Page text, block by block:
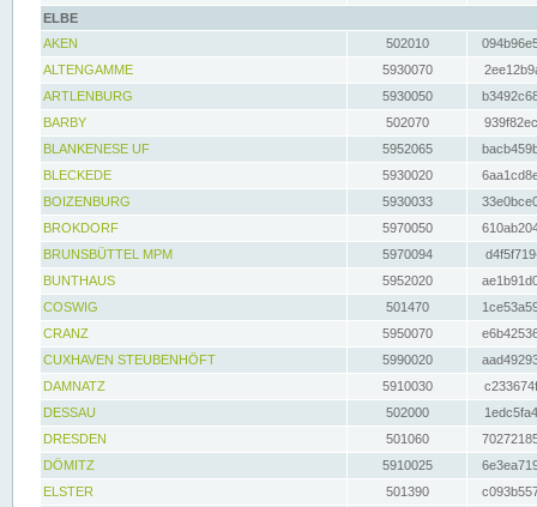
ELBE
AKEN
502010
ALTENGAMME
5930070
ARTLENBURG
5930050
BARBY
502070
BLANKENESE UF
5952065
BLECKEDE
5930020
BOIZENBURG
5930033
BROKDORF
5970050
BRUNSBÜTTEL MPM
5970094
BUNTHAUS
5952020
COSWIG
501470
CRANZ
5950070
CUXHAVEN STEUBENHÖFT
5990020
DAMNATZ
5910030
DESSAU
502000
DRESDEN
501060
DÖMITZ
5910025
ELSTER
501390